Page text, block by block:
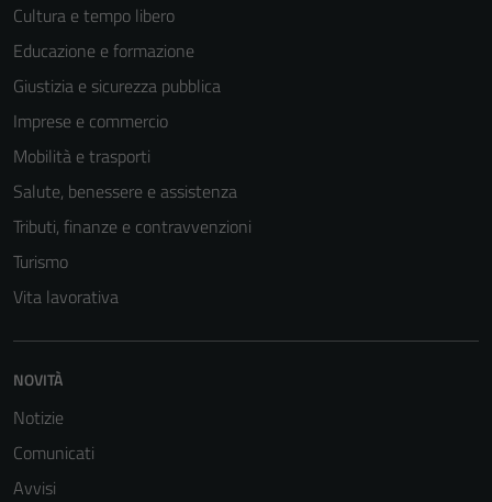
Cultura e tempo libero
Educazione e formazione
Giustizia e sicurezza pubblica
Imprese e commercio
Mobilità e trasporti
Salute, benessere e assistenza
Tributi, finanze e contravvenzioni
Turismo
Vita lavorativa
NOVITÀ
Notizie
Comunicati
Avvisi